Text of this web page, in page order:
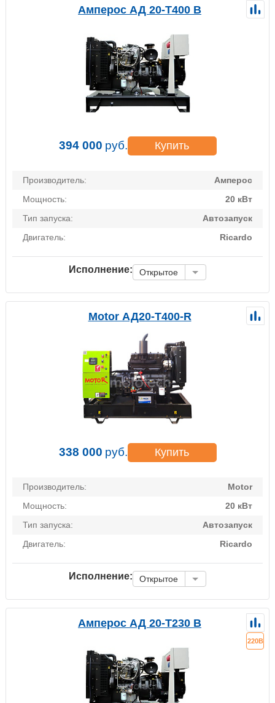
Амперос АД 20-Т400 B
394 000 руб. Купить
Производитель:
Амперос
Мощность:
20 кВт
Тип запуска:
Автозапуск
Двигатель:
Ricardo
Исполнение: Открытое
Motor АД20-Т400-R
338 000 руб. Купить
Производитель:
Motor
Мощность:
20 кВт
Тип запуска:
Автозапуск
Двигатель:
Ricardo
Исполнение: Открытое
Амперос АД 20-Т230 B
220В